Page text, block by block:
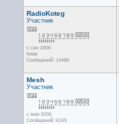
RadioKoteg
Участник
с сен 2006
Киев
Сообщений: 14486
Mesh
Участник
с мая 2006
Сообщений: 6169